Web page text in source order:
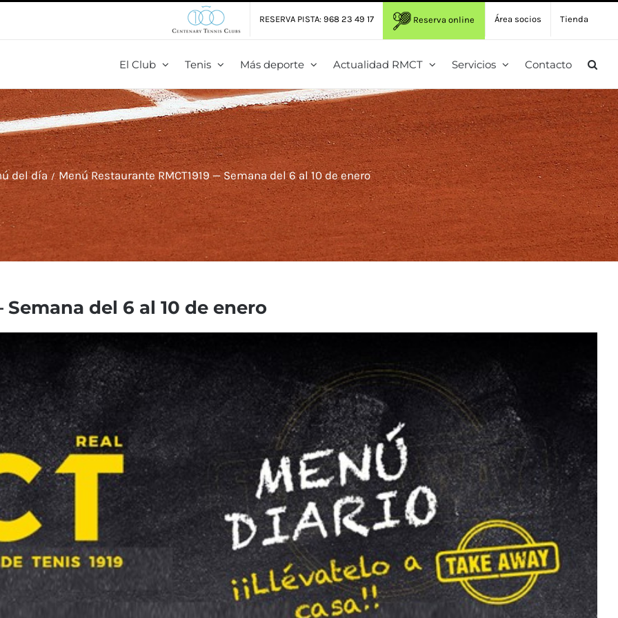
RESERVA PISTA: 968 23 49 17 Reserva online Área socios Tienda
El Club Tenis Más deporte Actualidad RMCT Servicios Contacto
del día Menú Restaurante RMCT1919 — Semana del 6 al 10 de enero
del 6 al 10 de enero